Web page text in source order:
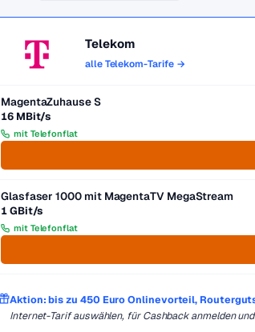
Telekom
alle Telekom-Tarife →
MagentaZuhause S
16 MBit/s
mit Telefonflat
Glasfaser 1000 mit MagentaTV MegaStream
1 GBit/s
mit Telefonflat
Aktion: bis zu 450 Euro Onlinevorteil,
Internet-Tarif auswählen, für Cashback anmelden